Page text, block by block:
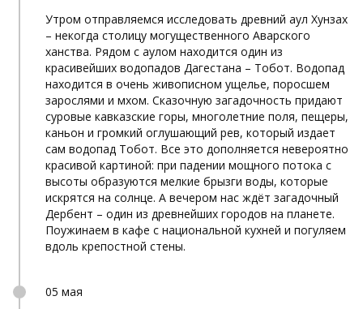
Утром отправляемся исследовать древний аул Хунзах
– некогда столицу могущественного Аварского
ханства. Рядом с аулом находится один из
красивейших водопадов Дагестана – Тобот. Водопад
находится в очень живописном ущелье, поросшем
зарослями и мхом. Сказочную загадочность придают
суровые кавказские горы, многолетние поля, пещеры,
каньон и громкий оглушающий рев, который издает
сам водопад Тобот. Все это дополняется невероятно
красивой картиной: при падении мощного потока с
высоты образуются мелкие брызги воды, которые
искрятся на солнце. А вечером нас ждёт загадочный
Дербент – один из древнейших городов на планете.
Поужинаем в кафе с национальной кухней и погуляем
вдоль крепостной стены.
05 мая